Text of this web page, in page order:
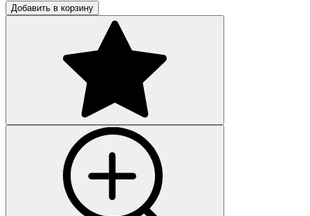
Добавить в корзину